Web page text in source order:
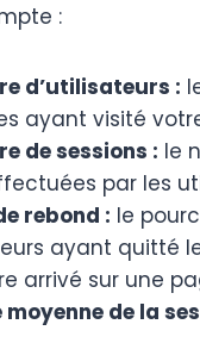
:
d’utilisateurs :
ayant visité
de sessions : le
par les
rebond : le
ayant quitté
arrivé sur une
moyenne de la